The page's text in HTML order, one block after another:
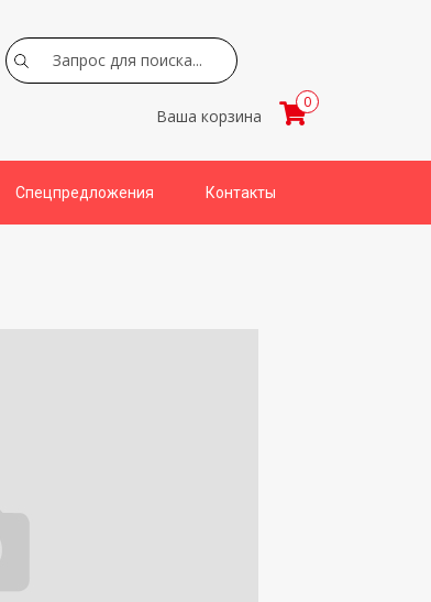
Search
Ваша корзина
0
Спецпредложения Контакты